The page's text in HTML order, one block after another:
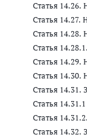
Статья
Статья 14.27.
Статья 14.28.
Статья
Статья 14.29.
Статья 14.30.
Статья
Статья
Статья
Статья 14.32.